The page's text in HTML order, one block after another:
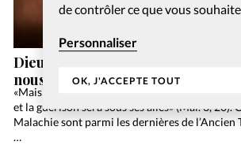
de contrôler ce que vous
Personnaliser
OK, J'ACCEPTE TOUT
Dieu a-t-il vraiment dit de prier
nous maltraitent?
«Mais pour vous qui craignez mon nom se
et la guérison sera sous ses ailes» (Mal. 3, 20).
Malachie sont parmi les dernières de l’Ancien
…